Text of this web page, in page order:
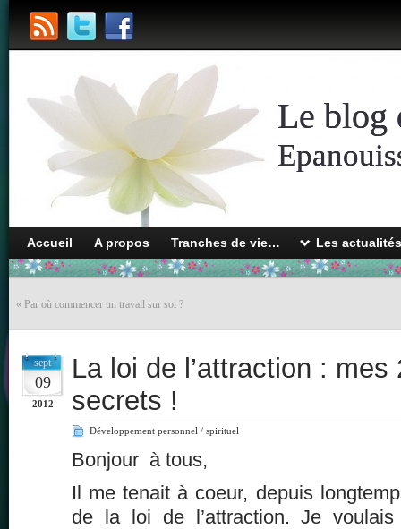
Le blog
Accueil A propos Tranches de vie… Les
« Par où commencer un travail sur soi ?
sept
09
2012
La loi de l’attraction : mes
secrets !
Développement personnel / spirituel
Bonjour à tous,
Il me tenait à coeur, depuis
de la loi de l’attraction. Je